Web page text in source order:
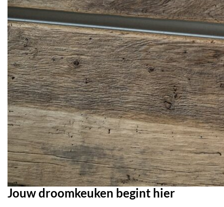
Jouw droomkeuken begint hier